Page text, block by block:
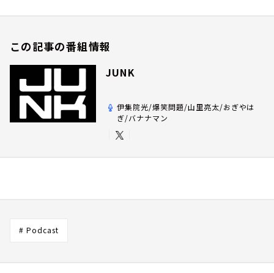
この記事の番組情報
JUNK
伊集院光/爆笑問題/山里亮太/おぎやは
ぎ/バナナマン
# Podcast